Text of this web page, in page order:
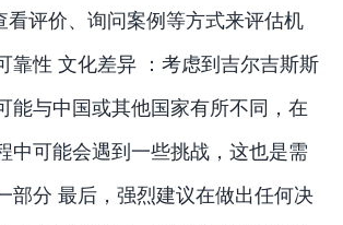
看评价、询问案例等方式来评估机
靠性 文化差异 ：考虑到吉尔吉斯斯
能与中国或其他国家有所不同，在
中可能会遇到一些挑战，这也是需
部分 最后，强烈建议在做出任何决